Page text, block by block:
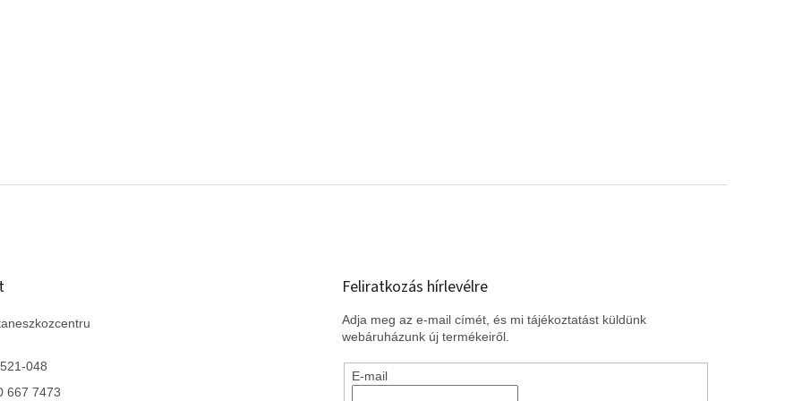
048
667 7473
Feliratkozás hírlevélre
Adja meg az e-mail címét, és mi tájékoztatást küldünk
webáruházunk új termékeiről.
E-mail